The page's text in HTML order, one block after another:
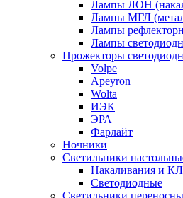
Лампы ЛОН
Лампы МГЛ
Лампы
Лампы
Прожекторы
Volpe
Apeyron
Wolta
ИЭК
ЭРА
Фарлайт
Ночники
Светильники
Накаливания и
Светодиодные
Светильники